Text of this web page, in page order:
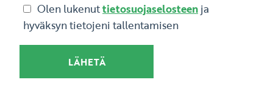
Olen lukenuttietosuojaselosteen ja
hyväksyn tietojeni tallentamisen